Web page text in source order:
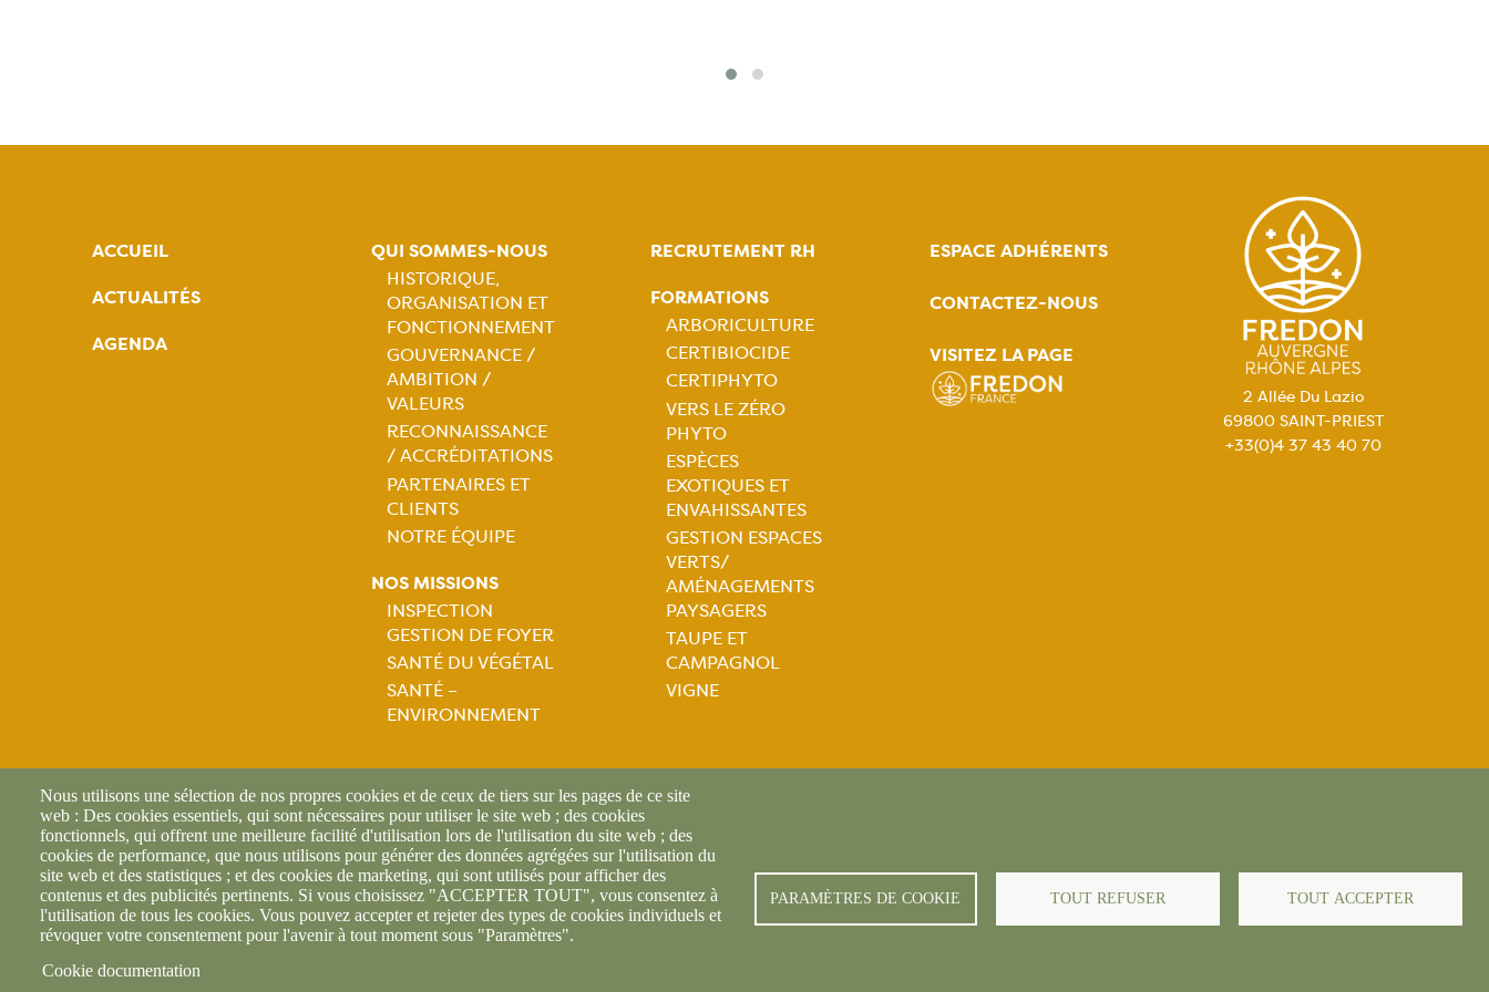
ACCUEIL
ACTUALITÉS
AGENDA
QUI SOMMES-NOUS
Navigation
principale
HISTORIQUE,
ORGANISATION ET
FONCTIONNEMENT
GOUVERNANCE /
AMBITION /
VALEURS
RECONNAISSANCE
/ ACCRÉDITATIONS
PARTENAIRES ET
CLIENTS
NOTRE ÉQUIPE
NOS MISSIONS
Navigation
principale
INSPECTION
GESTION DE FOYER
SANTÉ DU VÉGÉTAL
SANTÉ –
ENVIRONNEMENT
RECRUTEMENT RH
FORMATIONS
Navigation
principale
ARBORICULTURE
CERTIBIOCIDE
CERTIPHYTO
VERS LE ZÉRO
PHYTO
ESPÈCES
EXOTIQUES ET
ENVAHISSANTES
GESTION ESPACES
VERTS/
AMÉNAGEMENTS
PAYSAGERS
TAUPE ET
CAMPAGNOL
VIGNE
ESPACE ADHÉRENTS
CONTACTEZ-NOUS
VISITEZ LA PAGE
2 Allée Du Lazio
69800 SAINT-PRIEST
+33(0)4 37 43 40 70
footer6content
© FREDON 2019 -
Nous utilisons une sélection de nos propres cookies et de ceux de tiers sur les pages de ce site
web : Des cookies essentiels, qui sont nécessaires pour utiliser le site web ; des cookies
fonctionnels, qui offrent une meilleure facilité d'utilisation lors de l'utilisation du site web ; des
cookies de performance, que nous utilisons pour générer des données agrégées sur l'utilisation du
site web et des statistiques ; et des cookies de marketing, qui sont utilisés pour afficher des
contenus et des publicités pertinents. Si vous choisissez "ACCEPTER TOUT", vous consentez à
l'utilisation de tous les cookies. Vous pouvez accepter et rejeter des types de cookies individuels et
révoquer votre consentement pour l'avenir à tout moment sous "Paramètres".
Cookie documentation
PARAMÈTRES DE COOKIE TOUT REFUSER TOUT ACCEPTER